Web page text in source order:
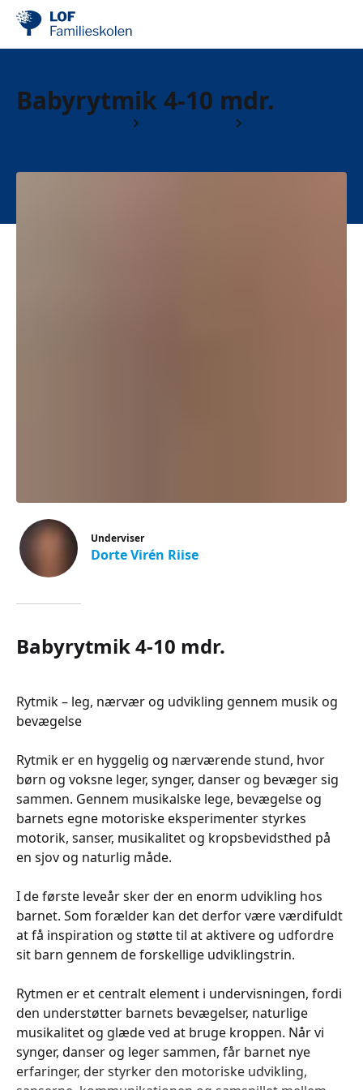
Babyrytmik 4-10 mdr.
Underviser
Dorte Virén Riise
Babyrytmik 4-10 mdr.
Rytmik – leg, nærvær og udvikling gennem musik og
bevægelse
Rytmik er en hyggelig og nærværende stund, hvor
børn og voksne leger, synger, danser og bevæger sig
sammen. Gennem musikalske lege, bevægelse og
barnets egne motoriske eksperimenter styrkes
motorik, sanser, musikalitet og kropsbevidsthed på
en sjov og naturlig måde.
I de første leveår sker der en enorm udvikling hos
barnet. Som forælder kan det derfor være værdifuldt
at få inspiration og støtte til at aktivere og udfordre
sit barn gennem de forskellige udviklingstrin.
Rytmen er et centralt element i undervisningen, fordi
den understøtter barnets bevægelser, naturlige
musikalitet og glæde ved at bruge kroppen. Når vi
synger, danser og leger sammen, får barnet nye
erfaringer, der styrker den motoriske udvikling,